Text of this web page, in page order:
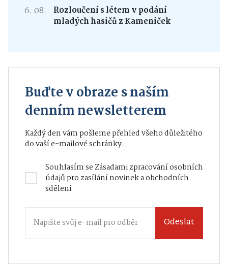
6. 08.
Rozloučení s létem v podání
mladých hasičů z Kameniček
Buďte v obraze s naším
denním newsletterem
Každý den vám pošleme přehled všeho důležitého
do vaší e-mailové schránky.
Souhlasím seZásadami zpracování osobních
údajůpro zasílání novinek a obchodních
sdělení
Odeslat